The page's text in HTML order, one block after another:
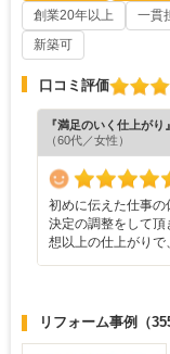
創業20年以上
一貫
新築可
口コミ評価
『満足のいく仕上がり
（60代／女性）
初めに伝えた仕事
決定の調整をして
想以上の仕上がりで
リフォーム事例 （